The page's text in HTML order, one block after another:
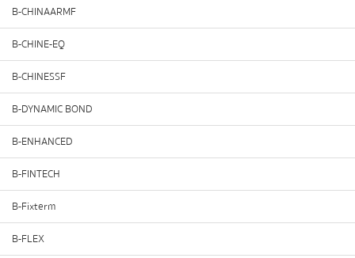
B-CHINAARMF
B-CHINE-EQ
B-CHINESSF
B-DYNAMIC BOND
B-ENHANCED
B-FINTECH
B-Fixterm
B-FLEX